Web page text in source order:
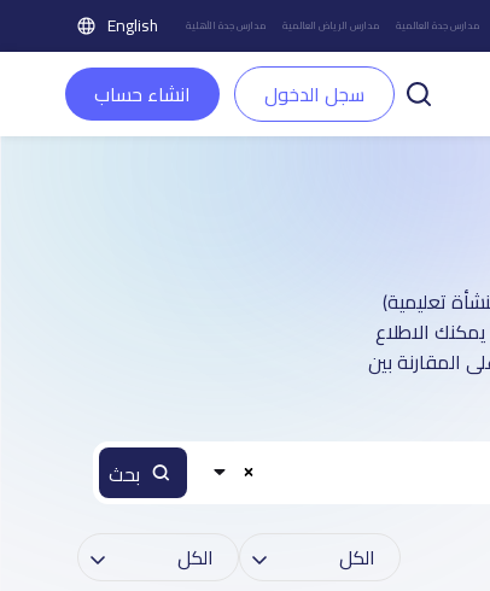
مدارس جدة العالمية مدارس الرياض العالمية مدارس جدة الأهلية English
سجل الدخول انشاء حساب
الرياض الأهلية : أكثر من 1 صفحة تعريفية (تغطي أكثر من 7,500 منشأة تعليمية)
الاطلاع
المقارنة بين